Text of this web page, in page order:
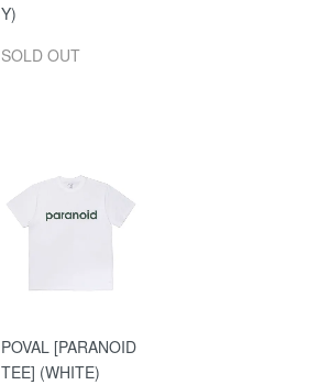
Y)
SOLD OUT
POVAL [PARANOID
TEE] (WHITE)